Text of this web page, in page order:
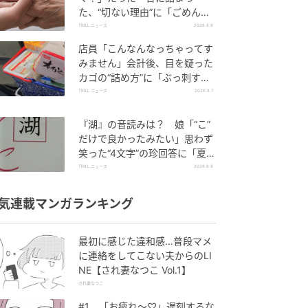
た、“切ない理由”に「ごめん
ね…」＜祖母エピソード2選＞
TRILL ニュース 2026.8.8
店員「こんなんなっちゃってす
みません」会計後、目を疑った
カゴの“詰め方”に「ぶっ刺すし
かない」
TRILL ニュース 2026.8.7
『湖』の音読みは？ 娘「“こ”
だけで良かったみたい」思わず
笑った“4文字”の珍回答に「夏休
みは漢字の勉強しよう」
TRILL ニュース 2026.8.8
連載マンガランキング
最初に感じた違和感…普段マメ
に連絡をしてこない夫からのLI
NE【され妻なつこ Vol.1】
され妻なつこ